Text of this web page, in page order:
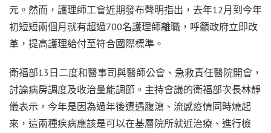
元。然而，護理師工會近期發布聲明指出，去年12月到今年
初短短兩個月就有超過700名護理師離職，呼籲政府立即改
革，提高護理給付至符合國際標準。
衛福部13日二度和醫事司與醫師公會、急救責任醫院開會，
討論病房調度及收治量能調節。主持會議的衛福部次長林靜
儀表示，今年是因為過年後遭遇腹瀉、流感疫情同時燒起
來，這兩種疾病應該是可以在基層院所就近治療、進行檢